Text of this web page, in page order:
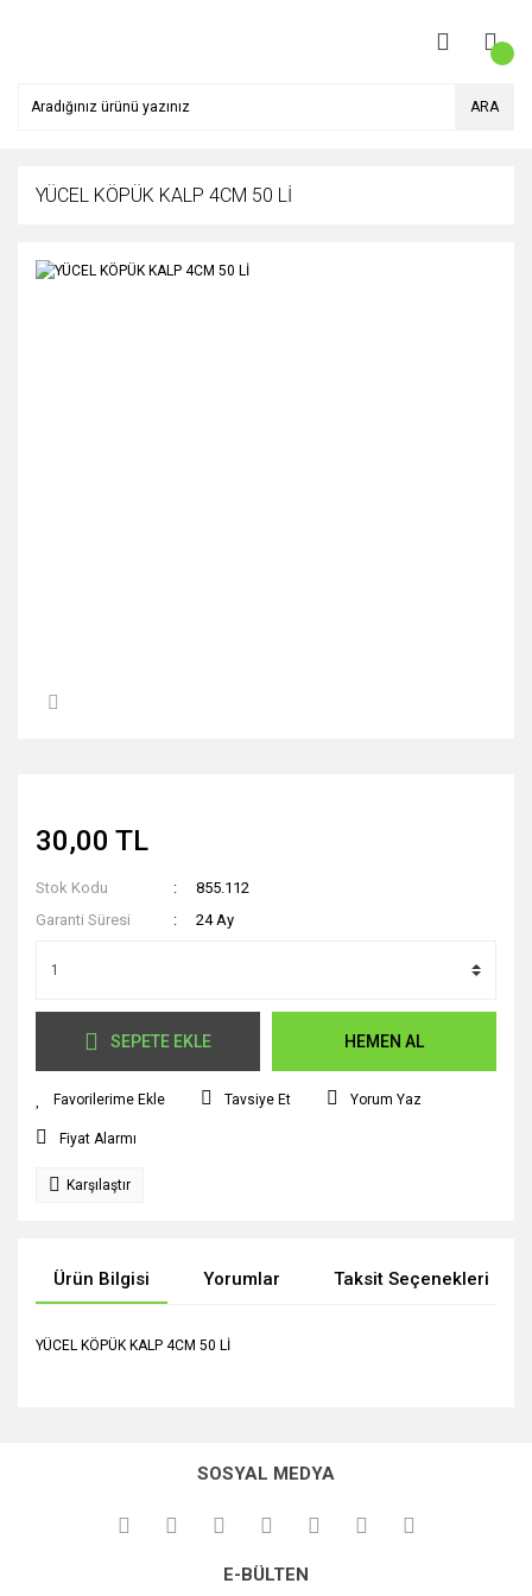
ARA
YÜCEL KÖPÜK KALP 4CM 50 Lİ
30,00 TL
Stok Kodu
855.112
Garanti Süresi
24 Ay
SEPETE EKLE HEMEN AL
Tavsiye Et Yorum Yaz
Fiyat Alarmı
Karşılaştır
Ürün Bilgisi Yorumlar Taksit Seçenekleri
YÜCEL KÖPÜK KALP 4CM 50 Lİ
kullanarak tarafımıza iletebilirsiniz.
Görüş ve önerileriniz için teşekkür ederiz.
Ürün açıklamasında eksik bilgiler bulunuyor.
SOSYAL MEDYA
E-BÜLTEN